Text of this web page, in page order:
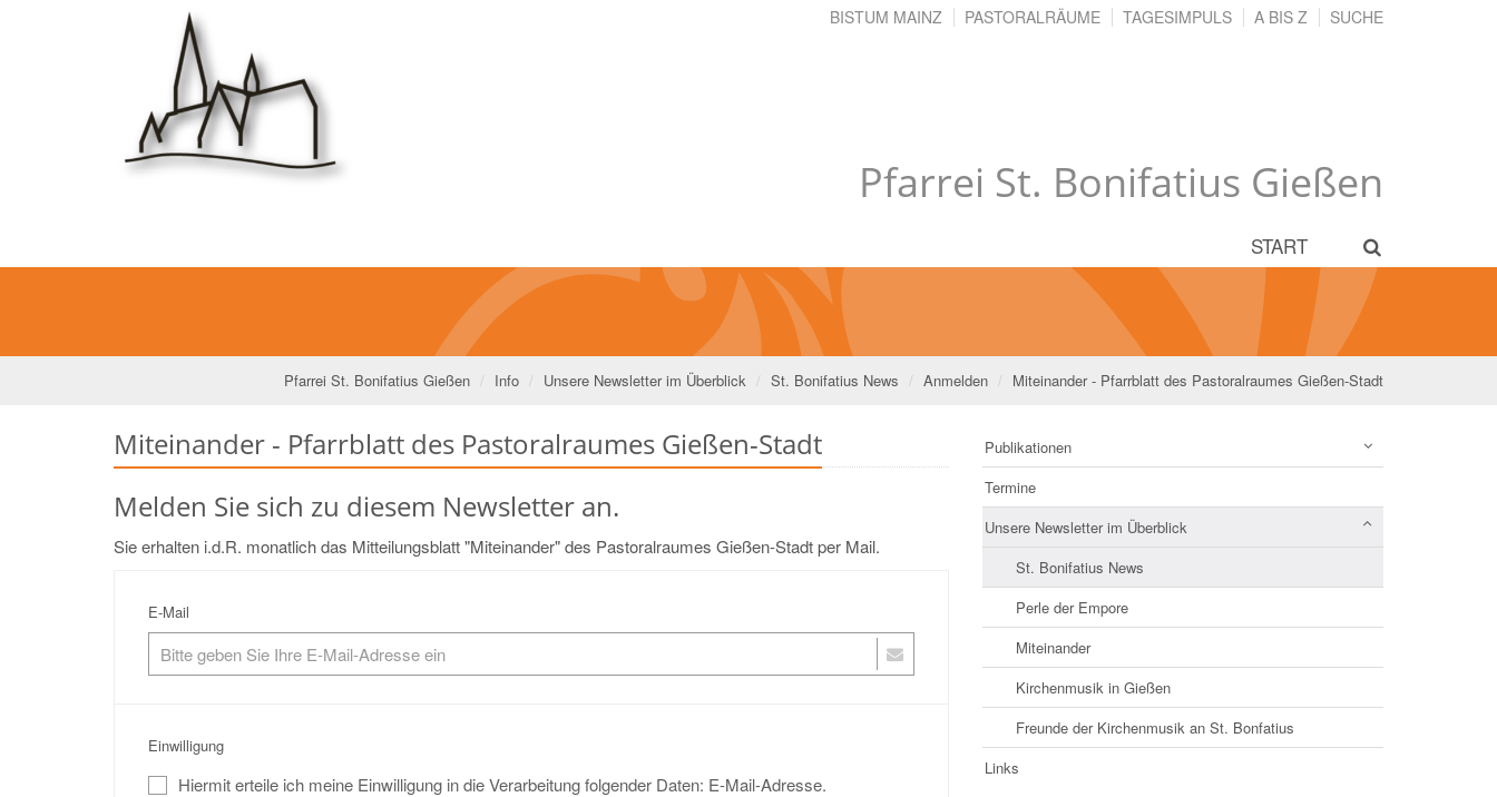
Pfarrei St. Bonifatius Gießen
BISTUM MAINZ PASTORALRÄUME TAGESIMPULS A BIS Z SUCHE
START
Pfarrei St. Bonifatius Gießen Info Unsere Newsletter im Überblick St. Bonifatius News Anmelden Miteinander - Pfarrblatt des Pastoralraumes Gießen-Stadt
Miteinander - Pfarrblatt des Pastoralraumes Gießen-Stadt
Melden Sie sich zu diesem Newsletter an.
Sie erhalten i.d.R. monatlich das Mitteilungsblatt "Miteinander" des Pastoralraumes Gießen-Stadt per Mail.
E-Mail
Einwilligung
Hiermit erteile ich meine Einwilligung in die Verarbeitung folgender Daten: E-Mail-Adresse.
Publikationen
Termine
Unsere Newsletter im Überblick
St. Bonifatius News
Perle der Empore
Miteinander
Kirchenmusik in Gießen
Freunde der Kirchenmusik an St. Bonfatius
Links